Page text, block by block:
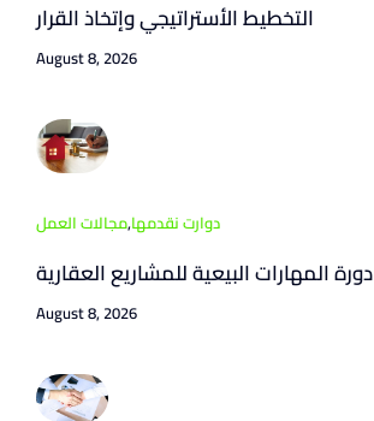
التخطيط الأستراتيجي وإتخاذ القرار
August 8, 2026
دوارت نقدمها,مجالات العمل
دورة المهارات البيعية للمشاريع العقارية
August 8, 2026